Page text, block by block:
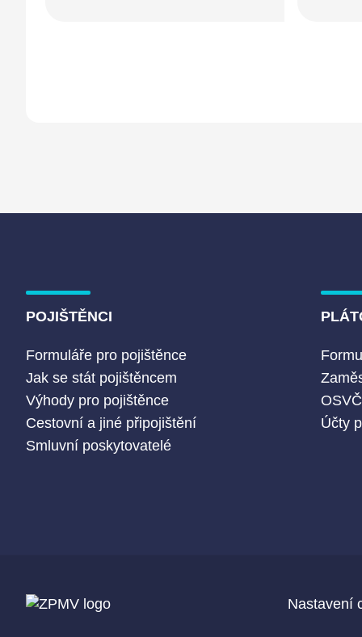
POJIŠTĚNCI
Formuláře pro pojištěnce
Jak se stát pojištěncem
Výhody pro pojištěnce
Cestovní a jiné připojištění
Smluvní poskytovatelé
OSVČ
Účty
Nastavení